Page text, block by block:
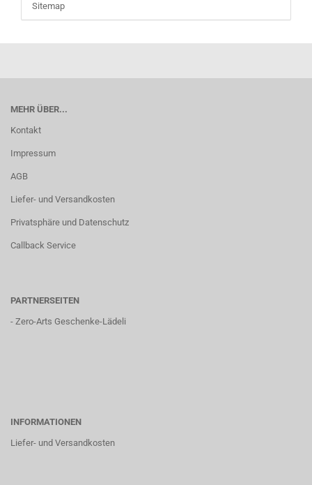
Sitemap
MEHR ÜBER...
Kontakt
Impressum
AGB
Liefer- und Versandkosten
Privatsphäre und Datenschutz
Callback Service
PARTNERSEITEN
- Zero-Arts Geschenke-Lädeli
INFORMATIONEN
Liefer- und Versandkosten